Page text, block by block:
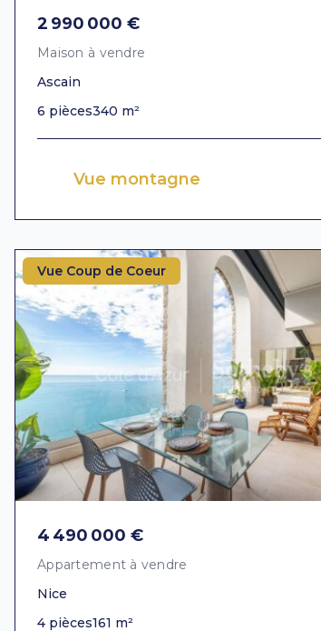
2 990 000 €
Maison à vendre
Ascain
6 pièces340 m²
Vue montagne
Vue Coup de Coeur
4 490 000 €
Appartement à vendre
Nice
4 pièces161 m²